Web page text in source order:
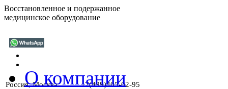
Восстановленное и подержанное
медицинское оборудование
Россия, Москва
+7(499)405-02-95
О компании